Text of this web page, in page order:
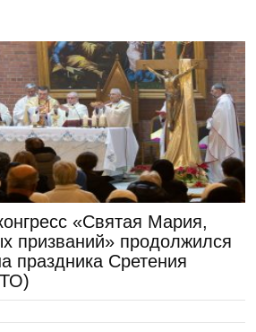
«Святая Мария,
призваний» продолжился
праздника Сретения